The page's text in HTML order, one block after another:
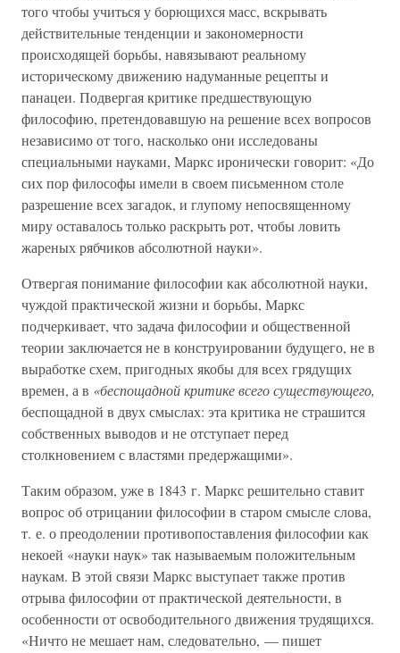
того чтобы учиться у борющихся масс, вскрывать
действительные тенденции и закономерности
происходящей борьбы, навязывают реальному
историческому движению надуманные рецепты и
панацеи. Подвергая критике предшествующую
философию, претендовавшую на решение всех вопросов
независимо от того, насколько они исследованы
специальными науками, Маркс иронически говорит: «До
сих пор философы имели в своем письменном столе
разрешение всех загадок, и глупому непосвященному
миру оставалось только раскрыть рот, чтобы ловить
жареных рябчиков абсолютной науки».
Отвергая понимание философии как абсолютной науки,
чуждой практической жизни и борьбы, Маркс
подчеркивает, что задача философии и общественной
теории заключается не в конструировании будущего, не в
выработке схем, пригодных якобы для всех грядущих
времен, а в «беспощадной критике всего существующего,
беспощадной в двух смыслах: эта критика не страшится
собственных выводов и не отступает перед
столкновением с властями предержащими».
Таким образом, уже в 1843 г. Маркс решительно ставит
вопрос об отрицании философии в старом смысле слова,
т. е. о преодолении противопоставления философии как
некоей «науки наук» так называемым положительным
наукам. В этой связи Маркс выступает также против
отрыва философии от практической деятельности, в
особенности от освободительного движения трудящихся.
«Ничто не мешает нам, следовательно, — пишет